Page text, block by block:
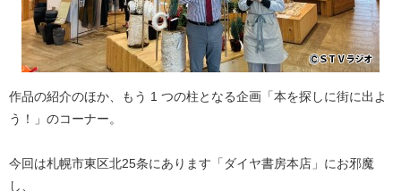
作品の紹介のほか、もう 1 つの柱となる企画「本を探しに街に出よ
う！」のコーナー。
今回は札幌市東区北25条にあります「ダイヤ書房本店」にお邪魔
し、